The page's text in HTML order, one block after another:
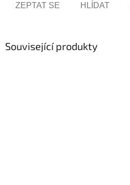
ZEPTAT SE HLÍDAT
Související produkty